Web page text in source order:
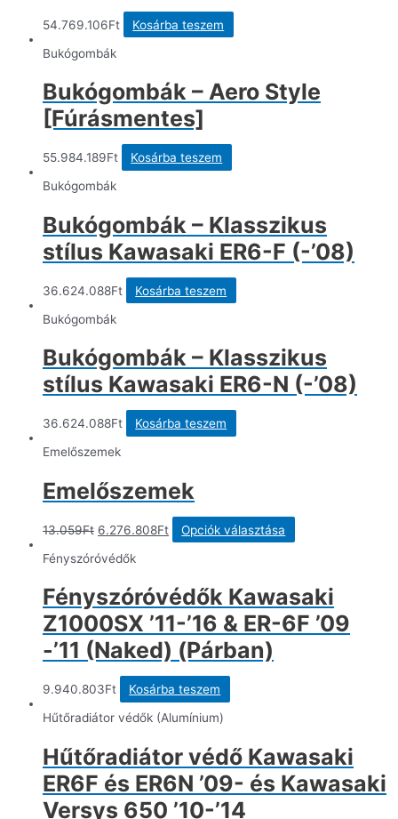
54.769.106Ft
Kosárba teszem
Bukógombák
Bukógombák – Aero Style
[Fúrásmentes]
55.984.189Ft
Kosárba teszem
Bukógombák
Bukógombák – Klasszikus
stílus Kawasaki ER6-F (-’08)
36.624.088Ft
Kosárba teszem
Bukógombák
Bukógombák – Klasszikus
stílus Kawasaki ER6-N (-’08)
36.624.088Ft Kosárba teszem
Emelőszemek
Emelőszemek
13.059Ft Original
was:
6.276.808FtCurrent
price
Opciók választása
a
variációja
van.
A
változatok
Fényszóróvédők
Fényszóróvédők Kawasaki
Z1000SX ’11-’16 & ER-6F ’09
-’11 (Naked) (Párban)
9.940.803Ft Kosárba teszem
Hűtőradiátor védők (Alumínium)
Hűtőradiátor védő Kawasaki
ER6F és ER6N ’09- és Kawasaki
Versys 650 ’10-’14